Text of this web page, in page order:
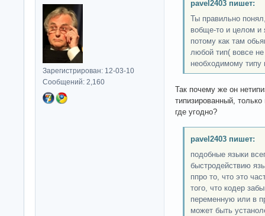
Зарегистрирован: 12-03-10
Сообщений: 2,160
pavel2403 пишет:
Ты правильно
вобще-то и целом и
потому как там
любой тип( вовсе не
необходимому типу
Так почему же он
типизированный,
где угодно?
pavel2403 пишет:
подобные языки
быстродействию
ппро то, что это
того, что кодер
переменную или в
может быть